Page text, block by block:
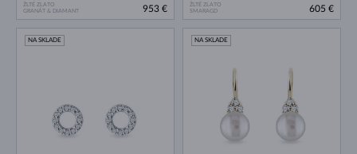
ŽLTÉ ZLATO
GRANÁT & DIAMANT
953 €
ŽLTÉ ZLATO
SMARAGD
605 €
NA SKLADE NA SKLADE